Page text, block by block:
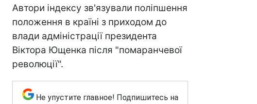
Автори індексу зв'язували поліпшення
положення в країні з приходом до
влади адміністрації президента
Віктора Ющенка після "помаранчевої
революції".
Не упустите главное! Подпишитесь на